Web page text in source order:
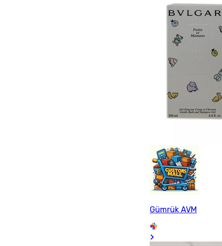
Gümrük AVM